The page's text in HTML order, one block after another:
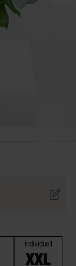
individuell
XXL